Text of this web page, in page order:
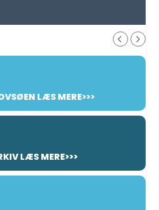
LÆS MERE>>>
LÆS MERE>>>